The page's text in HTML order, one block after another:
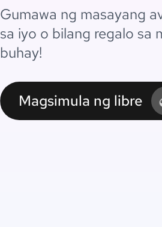
Gumawa ng masayang
sa iyo o bilang regalo sa
buhay!
Magsimula ng libre